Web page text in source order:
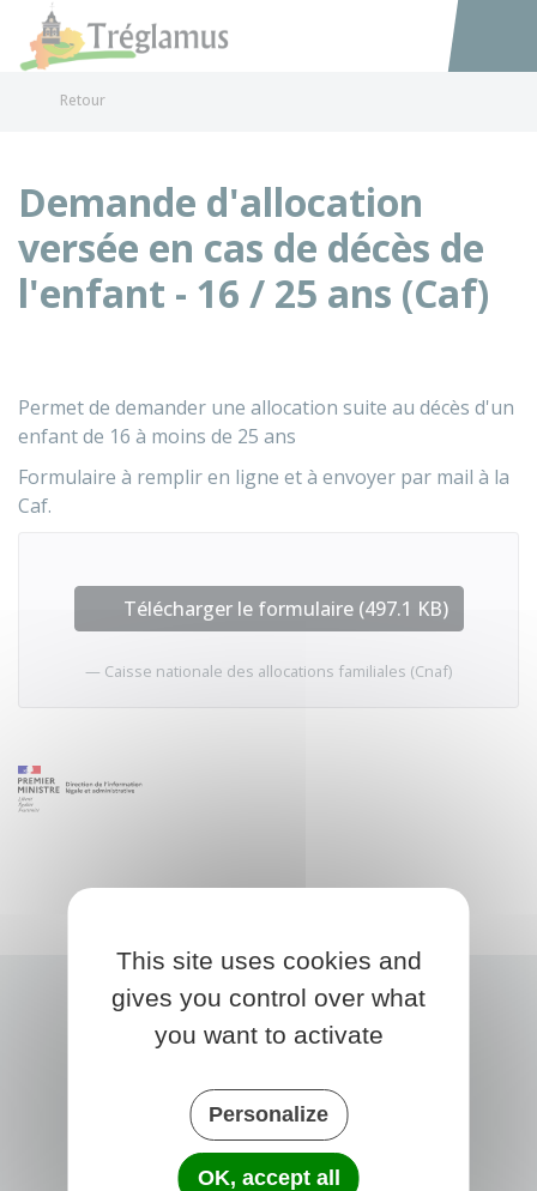
Accéder
Retour
Demande d'allocation
versée en cas de décès de
l'enfant - 16 / 25 ans (Caf)
Permet de demander une allocation suite au décès d'un
enfant de 16 à moins de 25 ans
Formulaire à remplir en ligne et à envoyer par mail à la
Caf.
Télécharger le formulaire (497.1 KB)
Caisse nationale des allocations familiales (Cnaf)
This site uses cookies and
gives you control over what
you want to activate
Personalize
OK, accept all